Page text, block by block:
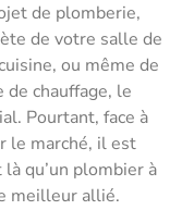
de plomberie,
de votre salle de
ou même de
de chauffage, le
Pourtant, face à
le marché, il est
qu’un plombier à
meilleur allié.